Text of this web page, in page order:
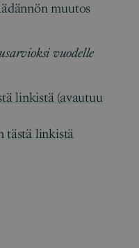
muutos
vuodelle
linkistä (avautuu
tästä linkistä